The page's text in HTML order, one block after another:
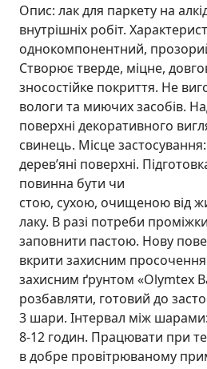
Опис: лак для паркету на
внутрішніх робіт.
однокомпонентний,
Створює тверде, міцне,
зносостійке покриття. Не
вологи та миючих засобів.
поверхні декоративного
свинець. Місце застосування:
дерев’яні поверхні.
повинна бути чи
стою, сухою, очищеною від
лаку. В разі потреби
заповнити пастою. Нову
вкрити захисним
захисним ґрунтом «Olymtex
розбавляти, готовий до
3 шари. Інтервал між шарами:
8-12 годин. Працювати при
в добре провітрюваному